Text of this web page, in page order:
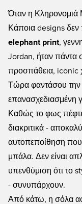
Όταν η Κληρονομιά
Κάποια designs δεν
elephant print,
Jordan, ήταν πάντα
προσπάθεια, iconic
Τώρα φαντάσου την
επανασχεδιασμένη
Καθώς το φως
διακριτικά -
αυτοπεποίθηση που
μπάλα. Δεν είναι
υπενθύμιση ότι το
- συνυπάρχουν.
Από κάτω, η σόλα